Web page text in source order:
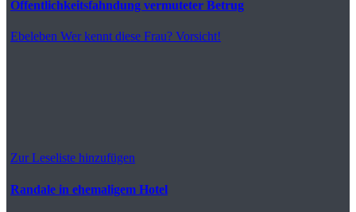
Öffentlichkeitsfahndung vermuteter Betrug
Ebeleben Wer kennt diese Frau? Vorsicht!
Zur Leseliste hinzufügen
Randale in ehemaligem Hotel